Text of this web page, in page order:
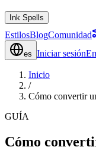
Ink Spells
EstilosBlogComunidad
es Iniciar sesión
Inicio
/
Cómo convertir
GUÍA
Cómo